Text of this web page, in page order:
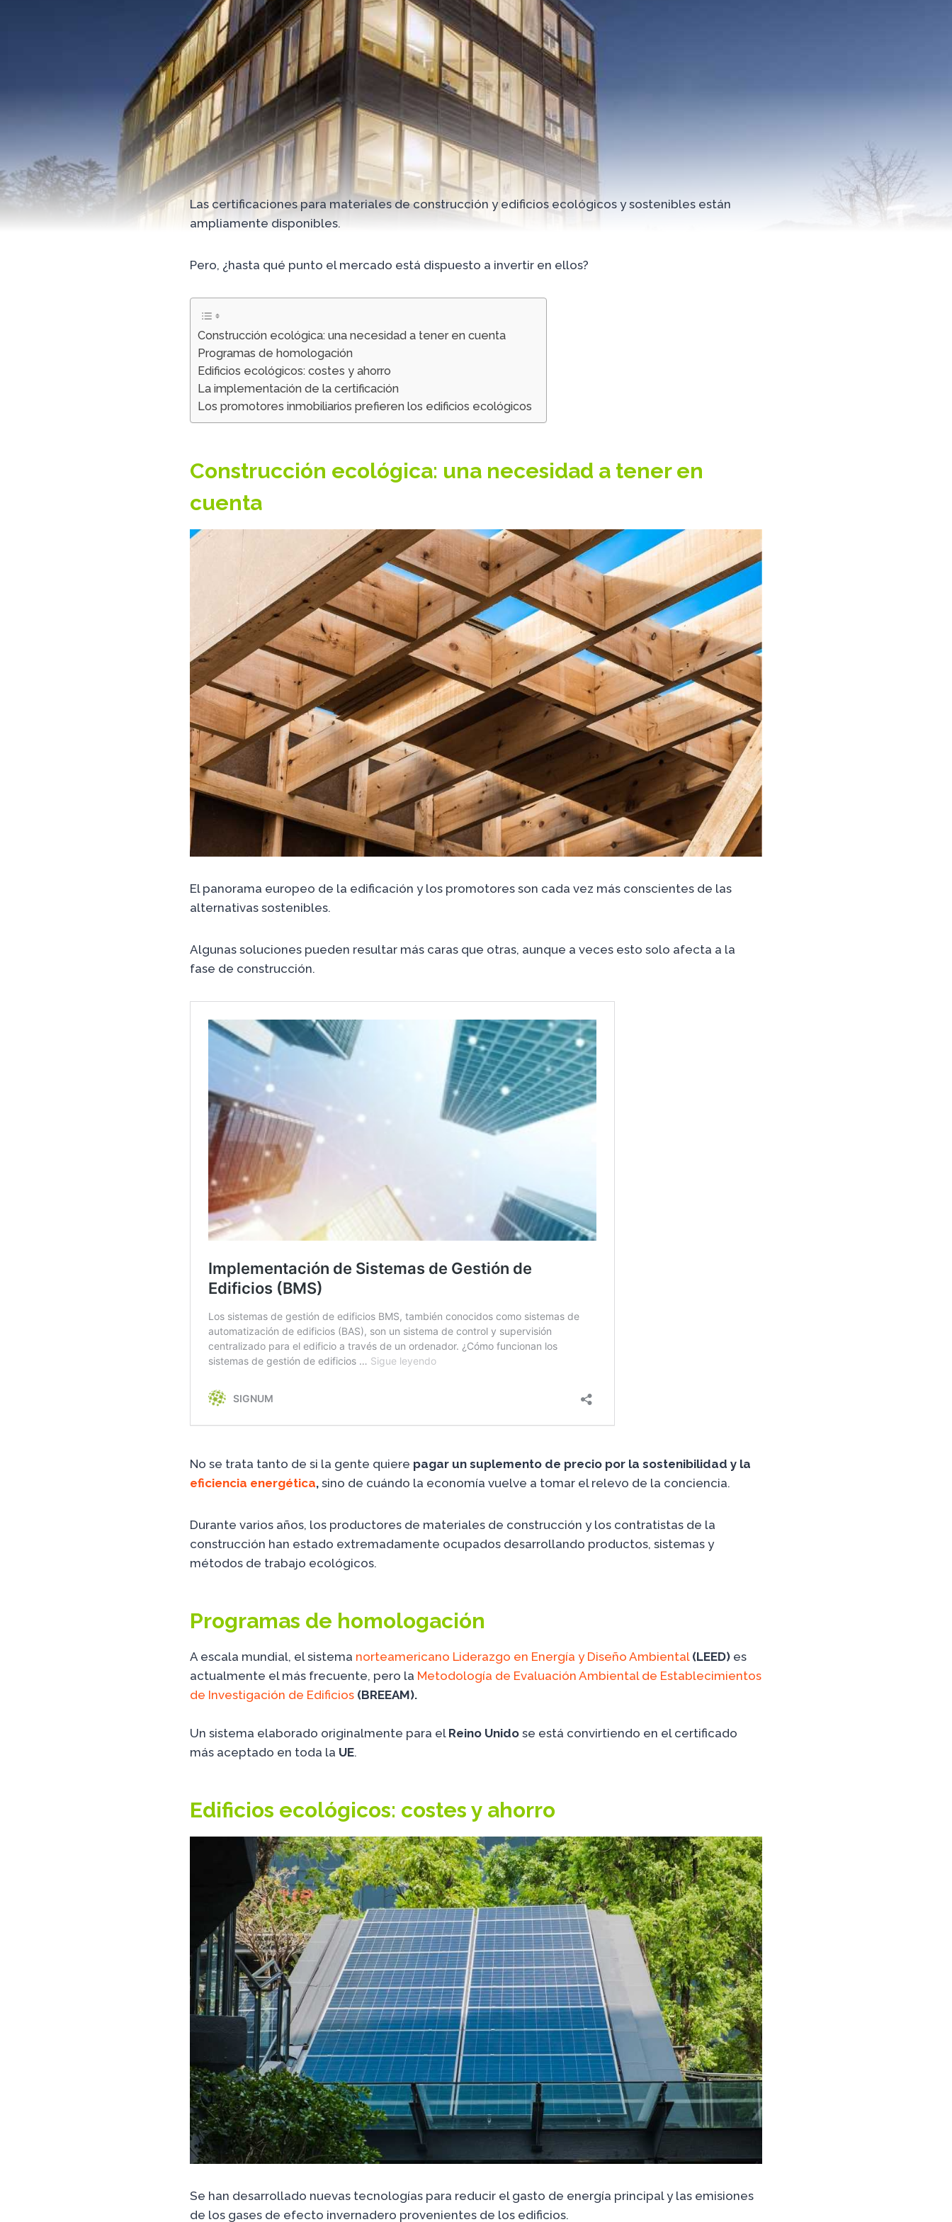
Las certificaciones para materiales de construcción y edificios ecológicos y sostenibles están
ampliamente disponibles.
Pero, ¿hasta qué punto el mercado está dispuesto a invertir en ellos?
Construcción ecológica: una necesidad a tener en cuenta
Programas de homologación
Edificios ecológicos: costes y ahorro
La implementación de la certificación
Los promotores inmobiliarios prefieren los edificios ecológicos
Construcción ecológica: una necesidad a tener en
cuenta
El panorama europeo de la edificación y los promotores son cada vez más conscientes de las
alternativas sostenibles.
Algunas soluciones pueden resultar más caras que otras, aunque a veces esto solo afecta a la
fase de construcción.
No se trata tanto de si la gente quiere pagar un suplemento de precio por la sostenibilidad y la
eficiencia energética, sino de cuándo la economía vuelve a tomar el relevo de la conciencia.
Durante varios años, los productores de materiales de construcción y los contratistas de la
construcción han estado extremadamente ocupados desarrollando productos, sistemas y
métodos de trabajo ecológicos.
Programas de homologación
A escala mundial, el sistema norteamericano Liderazgo en Energía y Diseño Ambiental (LEED) es
actualmente el más frecuente, pero la Metodología de Evaluación Ambiental de Establecimientos
de Investigación de Edificios (BREEAM).
Un sistema elaborado originalmente para el Reino Unido se está convirtiendo en el certificado
más aceptado en toda la UE.
Edificios ecológicos: costes y ahorro
Se han desarrollado nuevas tecnologías para reducir el gasto de energía principal y las emisiones
de los gases de efecto invernadero provenientes de los edificios.